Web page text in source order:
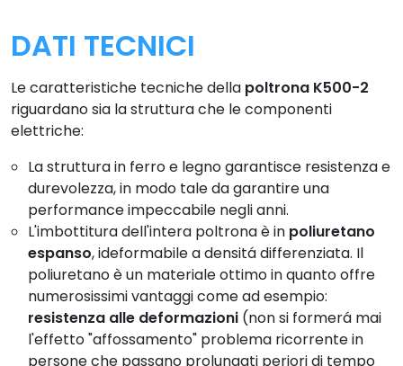
DATI TECNICI
Le caratteristiche tecniche della poltrona K500-2
riguardano sia la struttura che le componenti
elettriche:
La struttura in ferro e legno garantisce resistenza e
durevolezza, in modo tale da garantire una
performance impeccabile negli anni.
L'imbottitura dell'intera poltrona è in poliuretano
espanso, ideformabile a densitá differenziata. Il
poliuretano è un materiale ottimo in quanto offre
numerosissimi vantaggi come ad esempio:
resistenza alle deformazioni (non si formerá mai
l'effetto "affossamento" problema ricorrente in
persone che passano prolungati periori di tempo